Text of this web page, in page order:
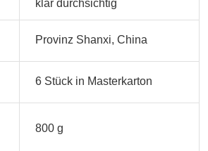
klar durchsichtig
Provinz Shanxi, China
6 Stück in Masterkarton
800 g